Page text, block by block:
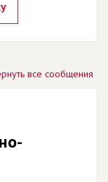
все сообщения